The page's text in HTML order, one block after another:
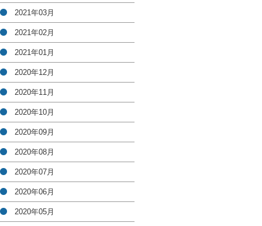
2021年03月
2021年02月
2021年01月
2020年12月
2020年11月
2020年10月
2020年09月
2020年08月
2020年07月
2020年06月
2020年05月